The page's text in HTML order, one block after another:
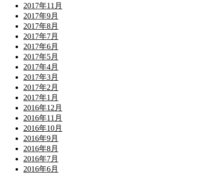
2017年11月
2017年9月
2017年8月
2017年7月
2017年6月
2017年5月
2017年4月
2017年3月
2017年2月
2017年1月
2016年12月
2016年11月
2016年10月
2016年9月
2016年8月
2016年7月
2016年6月